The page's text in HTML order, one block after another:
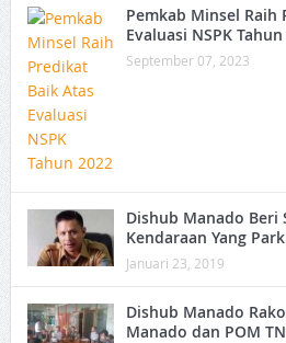
Pemkab Minsel Raih
Evaluasi NSPK
September 07, 2023
Dishub Manado Beri
Kendaraan Yang
Januari 23, 2019
Dishub Manado
Manado dan POM